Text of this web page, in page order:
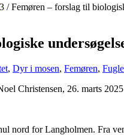
3 / Femøren – forslag til
, Dyr i mosen, Femøren,
Christensen, 26. marts 2025
nord for Langholmen. Fra